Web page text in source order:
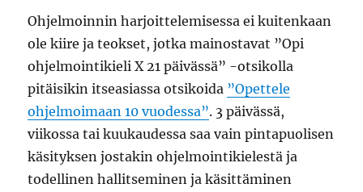
Ohjelmoinnin harjoittelemisessa ei kuitenkaan
ole kiire ja teokset, jotka mainostavat ”Opi
ohjelmointikieli X 21 päivässä” -otsikolla
pitäisikin itseasiassa otsikoida ”Opettele
ohjelmoimaan 10 vuodessa”. 3 päivässä,
viikossa tai kuukaudessa saa vain pintapuolisen
käsityksen jostakin ohjelmointikielestä ja
todellinen hallitseminen ja käsittäminen